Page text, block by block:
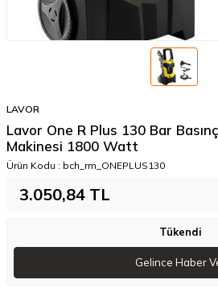
LAVOR
Lavor One R Plus 130 Bar
Makinesi 1800 Watt
Ürün Kodu : bch_rm_ONEPLUS130
3.050,84 TL
Tükendi
Gelince Haber